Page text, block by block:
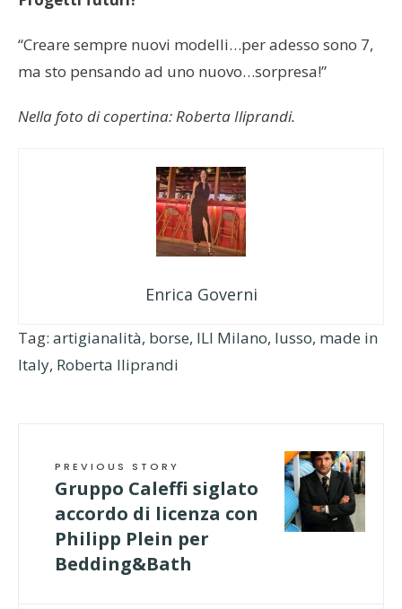
“Creare sempre nuovi modelli…per adesso sono 7,
ma sto pensando ad uno nuovo…sorpresa!”
Nella foto di copertina: Roberta Iliprandi.
Enrica Governi
Tag: artigianalità, borse, ILI Milano, lusso, made in
Italy, Roberta Iliprandi
PREVIOUS STORY
Gruppo Caleffi siglato
accordo di licenza con
Philipp Plein per
Bedding&Bath